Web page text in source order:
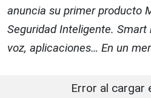
anuncia su primer producto
Seguridad Inteligente.
voz, aplicaciones… En un
Error al cargar